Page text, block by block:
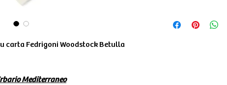
carta Fedrigoni Woodstock Betulla
Mediterraneo